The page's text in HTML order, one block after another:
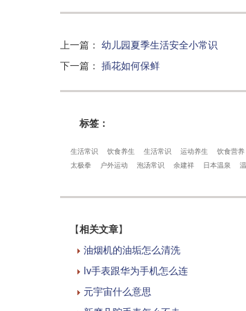
上一篇 ： 幼儿园夏季生活安全小常识
下一篇 ： 插花如何保鲜
标签：
生活常识 饮食养生 生活常识 运动养生 饮食营养
太极拳
户外运动 泡汤常识 余建祥 日本温泉
【相关文章】
油烟机的油垢怎么清洗
lv手表跟华为手机怎么连
元宇宙什么意思